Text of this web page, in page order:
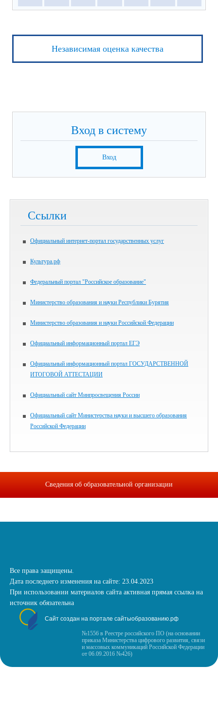
Независимая оценка качества
Вход в систему
Вход
Ссылки
Официальный интернет-портал государственных услуг
Культура.рф
Федеральный портал "Российское образование"
Министерство образования и науки Республики Бурятия
Министерство образования и науки Российской Федерации
Официальный информационный портал ЕГЭ
Официальный информационный портал ГОСУДАРСТВЕННОЙ
ИТОГОВОЙ АТТЕСТАЦИИ
Официальный сайт Минпросвещения России
Официальный сайт Министерства науки и высшего образования
Российской Федерации
Сведения об образовательной организации
Все права защищены.
Дата последнего изменения на сайте: 23.04.2023
При использовании материалов сайта активная прямая ссылка на
источник обязательна
Сайт создан на портале сайтыобразованию.рф
№1556 в Реестре российского ПО (на основании
приказа Министерства цифрового развития, связи
и массовых коммуникаций Российской Федерации
от 06.09.2016 №426)